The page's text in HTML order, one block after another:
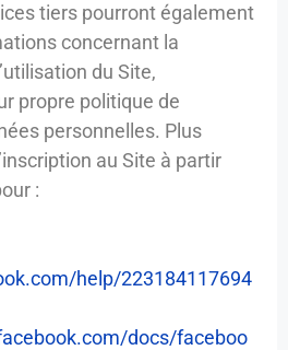
tiers pourront également
concernant la
du Site,
propre politique de
personnelles. Plus
au Site à partir
:
help/223184117694
docs/faceboo